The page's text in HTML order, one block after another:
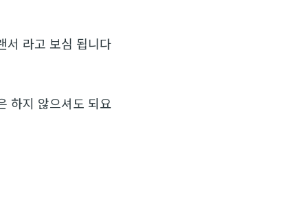
서 라고 보심 됩니다
하지 않으셔도 되요